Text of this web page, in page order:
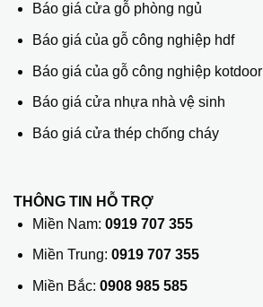
Báo giá cửa gỗ phòng ngủ
Báo giá của gỗ công nghiệp hdf
Báo giá của gỗ công nghiệp kotdoor
Báo giá cửa nhựa nhà vệ sinh
Báo giá cửa thép chống cháy
THÔNG TIN HỖ TRỢ
Miền Nam: 0919 707 355
Miền Trung: 0919 707 355
Miền Bắc: 0908 985 585